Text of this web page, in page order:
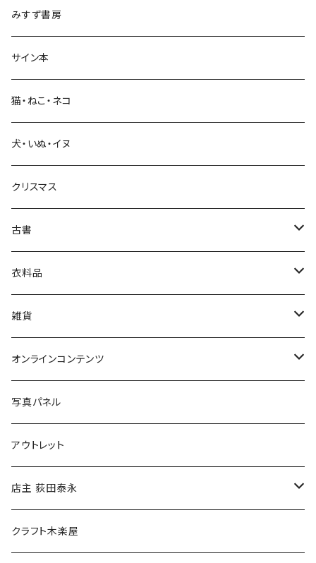
生活・暮らし
芸術・絵画・写真
絵本・児童書
娯楽・エンターテインメント
みすず書房
サイン本
猫・ねこ・ネコ
犬・いぬ・イヌ
クリスマス
古書
古書セット
美術
衣料品
POLEWARDS
Tシャツ
雑貨
バッグ
ブックカバー
マグカップ
傘
食料品
オンラインコンテンツ
冒険クロストーク
写真パネル
アウトレット
店主 荻田泰永
書籍
クラフト木楽屋